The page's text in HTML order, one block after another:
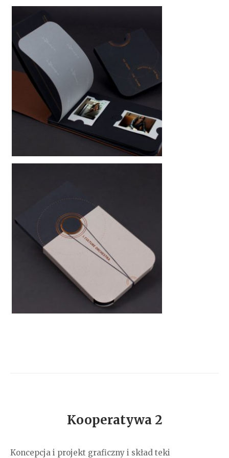
Kooperatywa 2
Koncepcja i projekt graficzny i skład teki